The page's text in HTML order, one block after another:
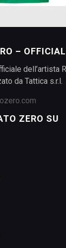
–
dell’artista
da Tattica s.r.l.
ZERO SU